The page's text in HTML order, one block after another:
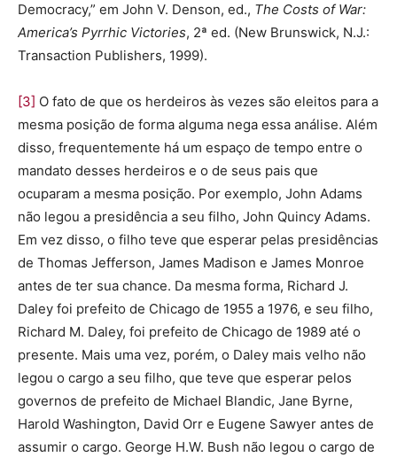
Democracy,” em John V. Denson, ed., The Costs of War:
America’s Pyrrhic Victories, 2ª ed. (New Brunswick, N.J.:
Transaction Publishers, 1999).
[3] O fato de que os herdeiros às vezes são eleitos para a
mesma posição de forma alguma nega essa análise. Além
disso, frequentemente há um espaço de tempo entre o
mandato desses herdeiros e o de seus pais que
ocuparam a mesma posição. Por exemplo, John Adams
não legou a presidência a seu filho, John Quincy Adams.
Em vez disso, o filho teve que esperar pelas presidências
de Thomas Jefferson, James Madison e James Monroe
antes de ter sua chance. Da mesma forma, Richard J.
Daley foi prefeito de Chicago de 1955 a 1976, e seu filho,
Richard M. Daley, foi prefeito de Chicago de 1989 até o
presente. Mais uma vez, porém, o Daley mais velho não
legou o cargo a seu filho, que teve que esperar pelos
governos de prefeito de Michael Blandic, Jane Byrne,
Harold Washington, David Orr e Eugene Sawyer antes de
assumir o cargo. George H.W. Bush não legou o cargo de